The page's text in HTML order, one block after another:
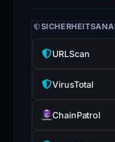
URLScan
VirusTotal
ChainPatrol